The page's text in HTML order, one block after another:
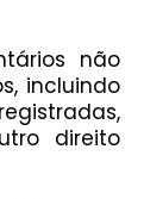
não
incluindo
direito